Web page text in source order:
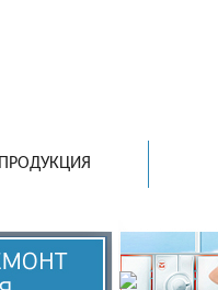
ПРОДУКЦИЯ